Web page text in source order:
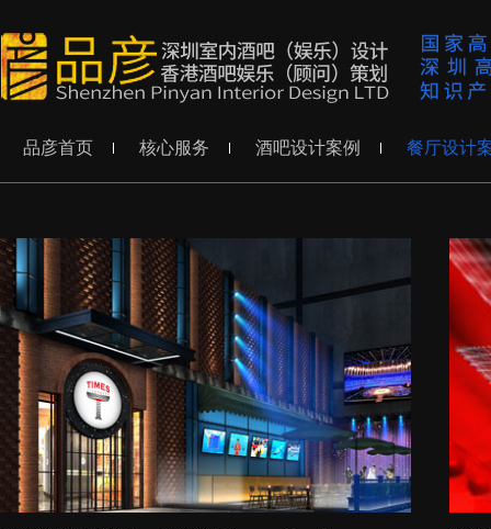
品彦首页 核心服务 酒吧设计案例 餐厅设计